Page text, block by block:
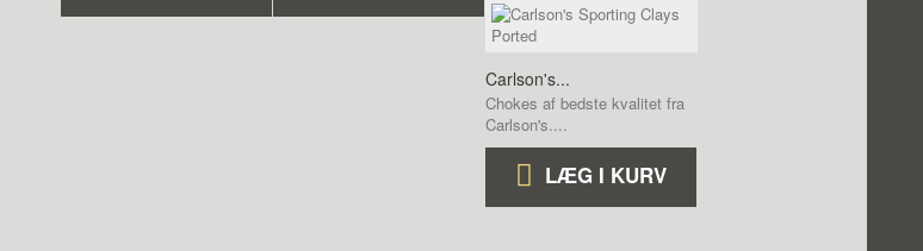
Carlson's...
Chokes af bedste kvalitet fra
Carlson's....
LÆG I KURV